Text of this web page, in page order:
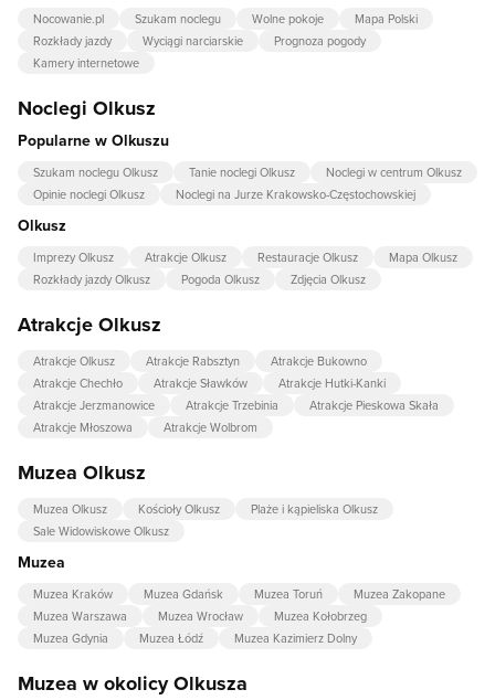
Nocowanie.pl Szukam noclegu Wolne pokoje
Mapa Polski
Rozkłady jazdy
Wyciągi narciarskie
Prognoza pogody
Kamery internetowe
Noclegi Olkusz
Popularne w Olkuszu
Szukam noclegu Olkusz Tanie noclegi Olkusz
Noclegi w centrum Olkusz
Opinie noclegi Olkusz
Noclegi na Jurze Krakowsko-Częstochowskiej
Olkusz
Imprezy Olkusz Atrakcje Olkusz Restauracje Olkusz
Mapa Olkusz
Rozkłady jazdy Olkusz
Pogoda Olkusz Zdjęcia Olkusz
Atrakcje Olkusz
Atrakcje Olkusz Atrakcje Rabsztyn
Atrakcje Bukowno
Atrakcje Chechło
Atrakcje Sławków
Atrakcje Hutki-Kanki
Atrakcje Jerzmanowice
Atrakcje Trzebinia
Atrakcje Pieskowa Skała
Atrakcje Młoszowa
Atrakcje Wolbrom
Muzea Olkusz
Muzea Olkusz Kościoły Olkusz
Plaże i kąpieliska Olkusz
Sale Widowiskowe Olkusz
Muzea
Muzea Kraków Muzea Gdańsk Muzea Toruń
Muzea Zakopane
Muzea Warszawa
Muzea Wrocław
Muzea Kołobrzeg
Muzea Gdynia
Muzea Łódź Muzea Kazimierz Dolny
Muzea w okolicy Olkusza